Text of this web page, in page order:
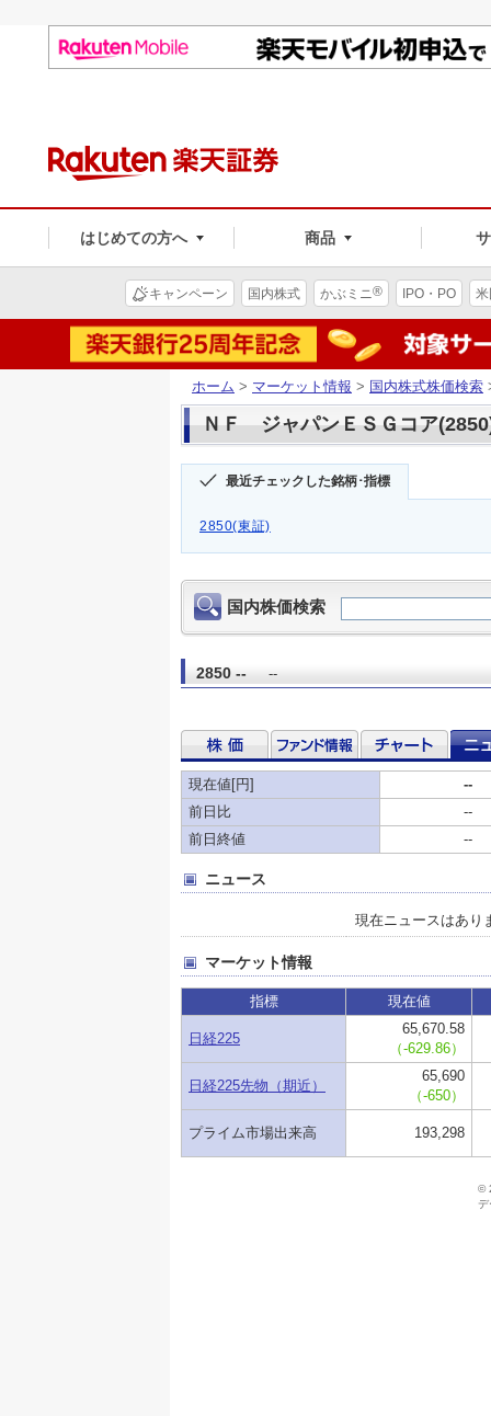
はじめての方へ 商品
キャンペーン 国内株式 かぶミニ® IPO・PO
ホーム > マーケット情報 > 国内株式株価検索
ＮＦ ジャパンＥＳＧコア
最近チェックした銘柄･指標
2850(東証)